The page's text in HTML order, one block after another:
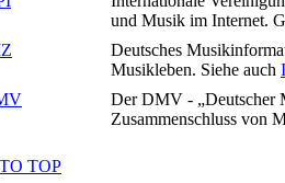
und Musik im Internet.
Deutsches
Musikleben. Siehe auch
Der DMV - „Deutscher
Zusammenschluss von
TO TOP